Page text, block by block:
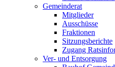
Gemeinderat
Mitglieder
Ausschüsse
Fraktionen
Sitzungsberichte
Zugang
Ver- und Entsorgung